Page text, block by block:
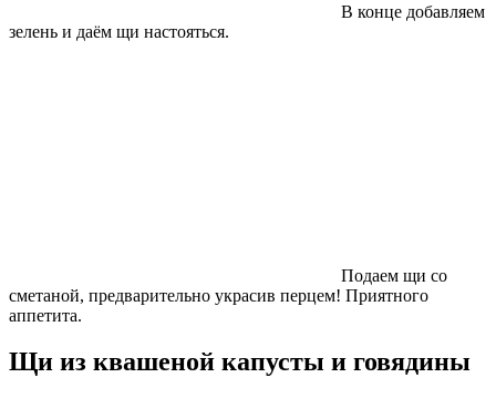
В конце добавляем
зелень и даём щи настояться.
Подаем щи со
сметаной, предварительно украсив перцем! Приятного
аппетита.
Щи из квашеной капусты и говядины